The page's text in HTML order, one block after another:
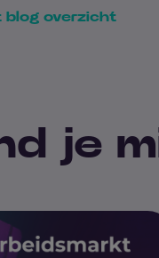
blog overzicht
je